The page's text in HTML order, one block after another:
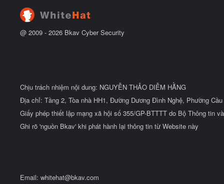
@ 2009 - 2026 Bkav Cyber Security
Chịu trách nhiệm nội dung: NGUYỄN THẢO DIỄM HẰNG
Địa chỉ: Tầng 2, Tòa nhà HH1, Đường Dương Đình Nghệ, Phường
Giấy phép thiết lập mạng xã hội số 355/GP-BTTTT do Bộ Thông tin
Ghi rõ 'nguồn Bkav' khi phát hành lại thông tin từ Website này
Email: whitehat@bkav.com